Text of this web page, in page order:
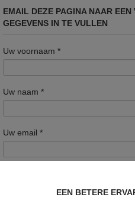
EMAIL DEZE PAGINA NAAR EEN
GEGEVENS IN TE VULLEN
Uw voornaam *
Uw naam *
Uw email *
EEN BETERE